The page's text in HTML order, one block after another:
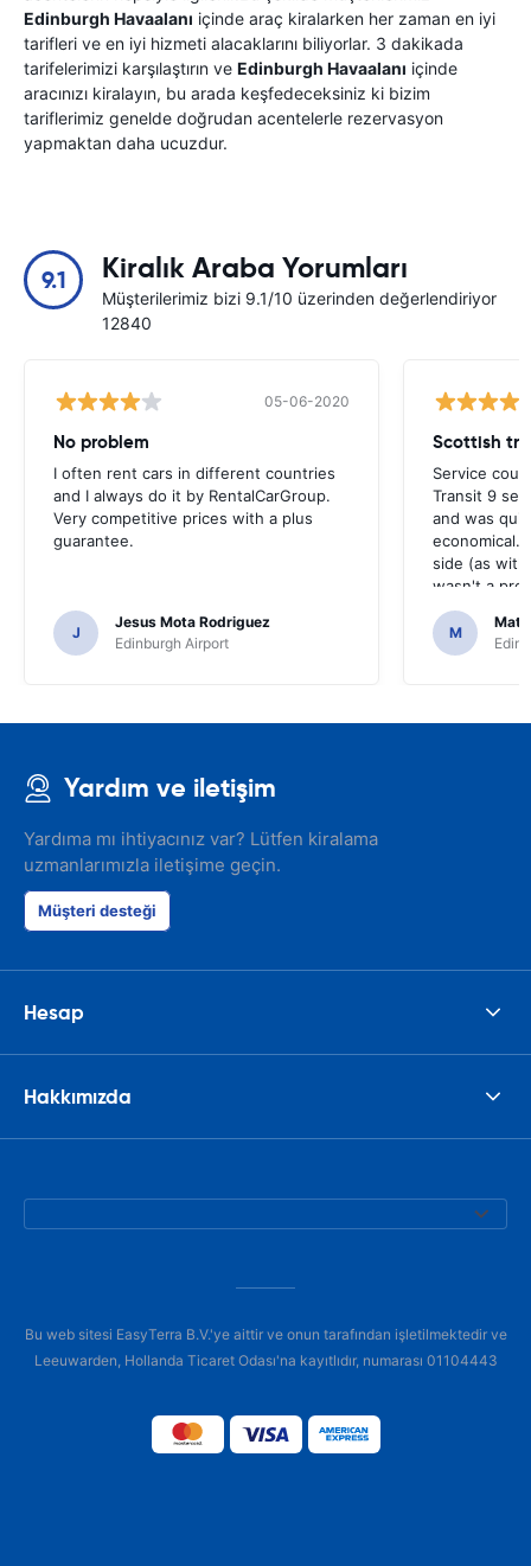
Edinburgh Havaalanı içinde araç kiralarken her zaman en iyi
tarifleri ve en iyi hizmeti alacaklarını biliyorlar. 3 dakikada
tarifelerimizi karşılaştırın ve Edinburgh Havaalanı içinde
aracınızı kiralayın, bu arada keşfedeceksiniz ki bizim
tariflerimiz genelde doğrudan acentelerle rezervasyon
yapmaktan daha ucuzdur.
9.1 Kiralık Araba Yorumları
Müşterilerimiz bizi 9.1/10 üzerinden değerlendiriyor
12840
05-06-2020
No problem
I often rent cars in different countries
and I always do it by RentalCarGroup.
Very competitive prices with a plus
guarantee.
J
Jesus Mota Rodriguez
Edinburgh Airport
Scottish
Service
Transit 9
and was
economical.
side (as
wasn't a
M
Yardım ve iletişim
Yardıma mı ihtiyacınız var? Lütfen kiralama
uzmanlarımızla iletişime geçin.
Müşteri desteği
Hesap
Hakkımızda
Bu web sitesi EasyTerra B.V.'ye aittir ve onun tarafından işletilmektedir ve
Leeuwarden, Hollanda Ticaret Odası'na kayıtlıdır, numarası 01104443